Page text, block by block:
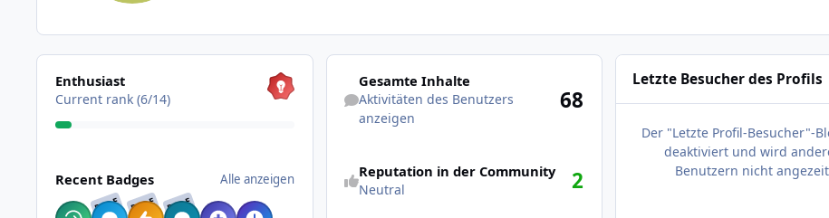
Alle anzeigen
Enthusiast
Current rank (6/14)
Recent Badges Alle anzeigen
RARE RARE RARE
Aktivitäten des Benutzers anzeigen
Gesamte Inhalte
Aktivitäten des Benutzers
anzeigen
68
Reputation in der Community
Neutral 2
Letzte Besucher des Profils
Der "Letzte Profil-Besucher"-
deaktiviert und wird
Benutzern nicht